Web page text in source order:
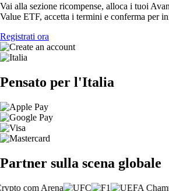
Vai alla sezione ricompense, alloca i tuoi
Value ETF, accetta i termini e conferma per
Registrati ora
Pensato per l'Italia
Partner sulla scena globale